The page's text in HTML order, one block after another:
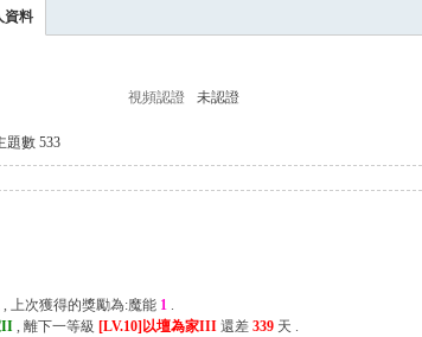
資料
視頻認證 未認證
題數 533
, 上次獲得的獎勵為:魔能 1 .
II , 離下一等級 [LV.10]以壇為家III 還差 339 天 .